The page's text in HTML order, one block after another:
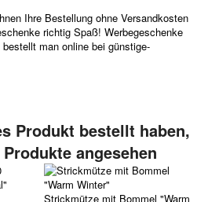
Ihre Bestellung ohne Versandkosten
richtig Spaß! Werbegeschenke
man online bei günstige-
Produkt bestellt haben,
angesehen
Strickmütze mit Bommel "Warm